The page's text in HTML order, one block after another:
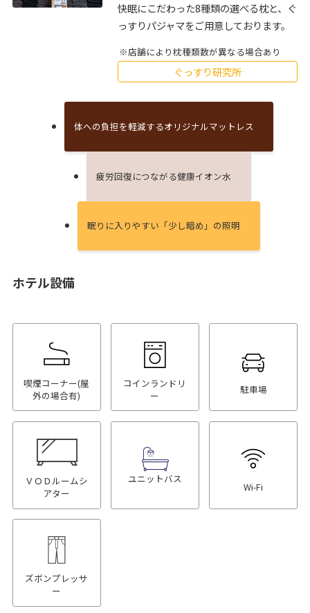
快眠にこだわった8種類の選べる枕と、ぐ
っすりパジャマをご用意しております。
店舗により枕種類数が異なる場合あり
ぐっすり研究所
体への負担を軽減するオリジナルマットレス
疲労回復につながる健康イオン⽔
眠りに⼊りやすい「少し暗め」の照明
ホテル設備
喫煙コーナー(屋
外の場合有)
コインランドリ
ー
駐車場
ＶＯＤルームシ
アター
ユニットバス
Wi-Fi
ズボンプレッサ
ー